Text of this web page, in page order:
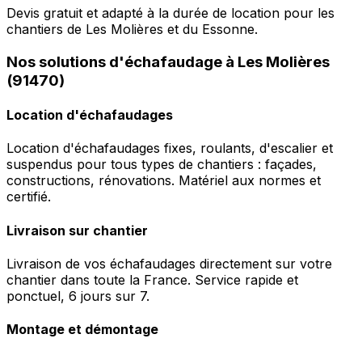
Devis gratuit et adapté à la durée de location pour les
chantiers de Les Molières et du Essonne.
Nos solutions d'échafaudage à Les Molières
(91470)
Location d'échafaudages
Location d'échafaudages fixes, roulants, d'escalier et
suspendus pour tous types de chantiers : façades,
constructions, rénovations. Matériel aux normes et
certifié.
Livraison sur chantier
Livraison de vos échafaudages directement sur votre
chantier dans toute la France. Service rapide et
ponctuel, 6 jours sur 7.
Montage et démontage